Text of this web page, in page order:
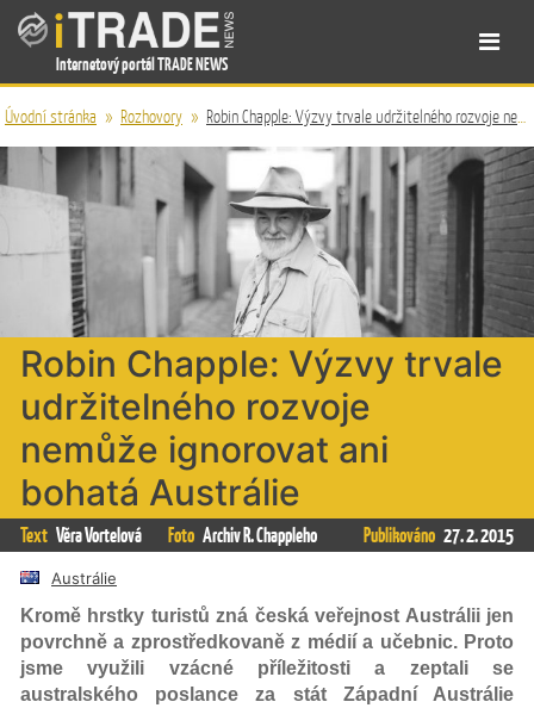
Internetový portál TRADE NEWS
Úvodní stránka » Rozhovory » Robin Chapple: Výzvy trvale udržitelného rozvoje nemůže ignorovat ani bohatá Austrálie
Robin Chapple: Výzvy trvale
udržitelného rozvoje
nemůže ignorovat ani
bohatá Austrálie
Text Věra Vortelová Foto Archiv R. Chappleho Publikováno 27. 2. 2015
Austrálie
Kromě hrstky turistů zná česká veřejnost Austrálii jen
povrchně a zprostředkovaně z médií a učebnic. Proto
jsme využili vzácné příležitosti a zeptali se
australského poslance za stát Západní Austrálie